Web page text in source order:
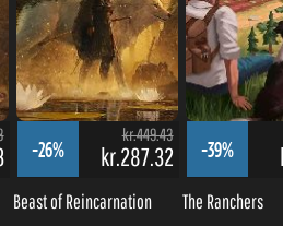
-26%
kr.449.43
kr.287.32
Beast of Reincarnation
COMPRA ORA
-39%
The Ranchers
COMPRA ORA